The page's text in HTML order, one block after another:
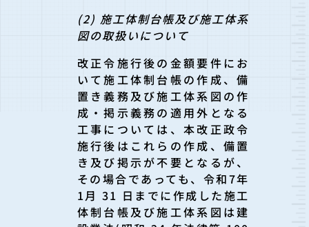
(2) 施工体制台帳及び施工体系
図の取扱いについて
改正令施行後の金額要件にお
いて施工体制台帳の作成、備
置き義務及び施工体系図の作
成・掲示義務の適用外となる
工事については、本改正政令
施行後はこれらの作成、備置
き及び掲示が不要となるが、
その場合であっても、令和7年
1月 31 日までに作成した施工
体制台帳及び施工体系図は建